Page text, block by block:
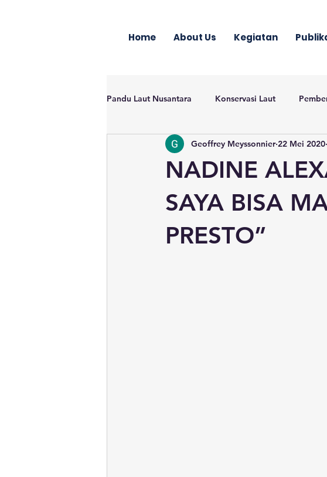
Home About Us Kegiatan
Pandu Laut Nusantara Konservasi Laut
NADINE
SAYA BISA
PRESTO”
Geoffrey Meyssonnier 22 Mei 2020